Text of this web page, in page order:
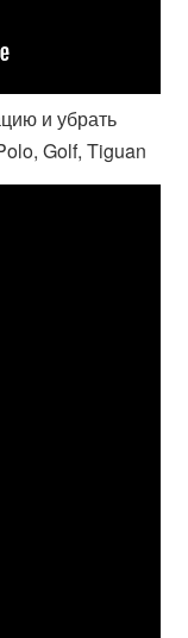
и убрать
Golf, Tiguan